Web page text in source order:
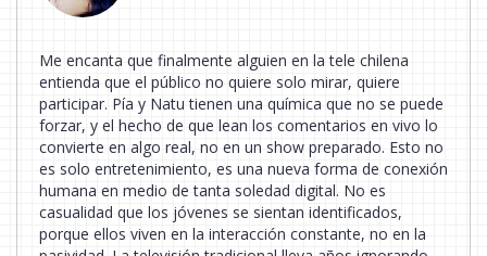
Me encanta que finalmente alguien en la tele chilena
entienda que el público no quiere solo mirar, quiere
participar. Pía y Natu tienen una química que no se puede
forzar, y el hecho de que lean los comentarios en vivo lo
convierte en algo real, no en un show preparado. Esto no
es solo entretenimiento, es una nueva forma de conexión
humana en medio de tanta soledad digital. No es
casualidad que los jóvenes se sientan identificados,
porque ellos viven en la interacción constante, no en la